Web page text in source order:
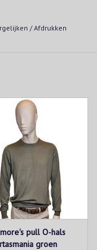
/Afdrukken
pull O-hals
groen